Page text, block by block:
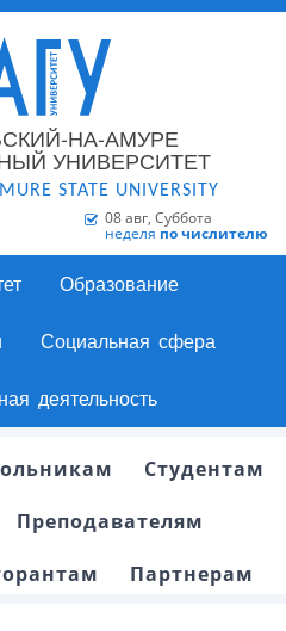
НА-АМУРЕ
УНИВЕРСИТЕТ
STATE UNIVERSITY
08 авг, Суббота
неделя по числителю
Образование
Социальная сфера
деятельность
Студентам
Преподавателям
Партнерам